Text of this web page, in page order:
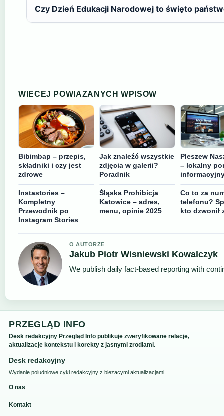
Czy Dzień Edukacji Narodowej to święto
WIECEJ POWIAZANYCH WPISOW
Bibimbap – przepis,
składniki i czy jest
zdrowe
Jak znaleźć wszystkie
zdjęcia w galerii?
Poradnik
Pleszew
– lokalny
Instastories –
Kompletny
Przewodnik po
Instagram Stories
Śląska Prohibicja
Katowice – adres,
menu, opinie 2025
Co to za
telefonu?
kto dzwonił
O AUTORZE
Jakub Piotr Wisniewski Kowalczyk
We publish daily fact-based reporting with
PRZEGLĄD INFO
Desk redakcyjny Przegląd Info publikuje zweryfikowane relacje,
aktualizacje kontekstu i korekty z jasnymi zrodlami.
Desk redakcyjny
Wydanie poludniowe cykl redakcyjny z biezacymi aktualizacjami.
O nas
Kontakt